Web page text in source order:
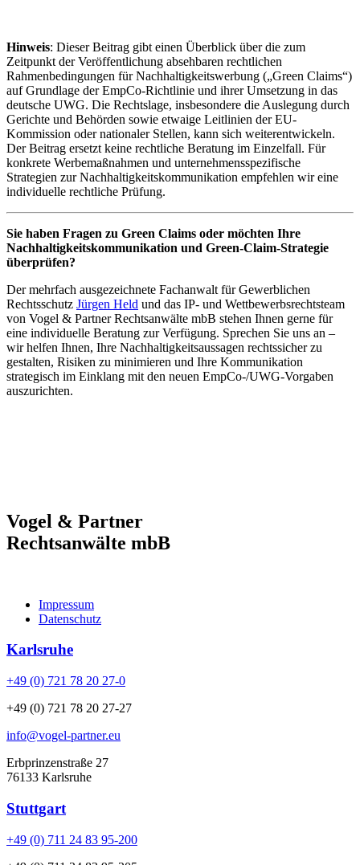
Hinweis: Dieser Beitrag gibt einen Überblick über die zum
Zeitpunkt der Veröffentlichung absehbaren rechtlichen
Rahmenbedingungen für Nachhaltigkeitswerbung („Green Claims“)
auf Grundlage der EmpCo-Richtlinie und ihrer Umsetzung in das
deutsche UWG. Die Rechtslage, insbesondere die Auslegung durch
Gerichte und Behörden sowie etwaige Leitlinien der EU-
Kommission oder nationaler Stellen, kann sich weiterentwickeln.
Der Beitrag ersetzt keine rechtliche Beratung im Einzelfall. Für
konkrete Werbemaßnahmen und unternehmensspezifische
Strategien zur Nachhaltigkeitskommunikation empfehlen wir eine
individuelle rechtliche Prüfung.
Sie haben Fragen zu Green Claims oder möchten Ihre
Nachhaltigkeitskommunikation und Green-Claim-Strategie
überprüfen?
Der mehrfach ausgezeichnete Fachanwalt für Gewerblichen
Rechtsschutz Jürgen Held und das IP- und Wettbewerbsrechtsteam
von Vogel & Partner Rechtsanwälte mbB stehen Ihnen gerne für
eine individuelle Beratung zur Verfügung. Sprechen Sie uns an –
wir helfen Ihnen, Ihre Nachhaltigkeitsaussagen rechtssicher zu
gestalten, Risiken zu minimieren und Ihre Kommunikation
strategisch im Einklang mit den neuen EmpCo-/UWG-Vorgaben
auszurichten.
Vogel & Partner
Rechtsanwälte mbB
Impressum
Datenschutz
Karlsruhe
+49 (0) 721 78 20 27-0
+49 (0) 721 78 20 27-27
info@vogel-partner.eu
Erbprinzenstraße 27
76133 Karlsruhe
Stuttgart
+49 (0) 711 24 83 95-200